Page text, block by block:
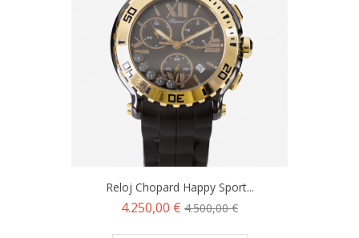
Reloj Chopard Happy Sport...
Precio
4.250,00 € Precio
4.500,00 €